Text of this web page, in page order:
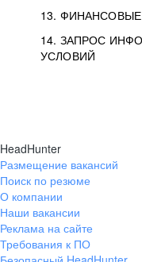
13.
14. ЗАПРОС
УСЛОВИЙ
HeadHunter
Размещение вакансий
Поиск по резюме
О компании
Наши вакансии
Реклама на сайте
Требования к ПО